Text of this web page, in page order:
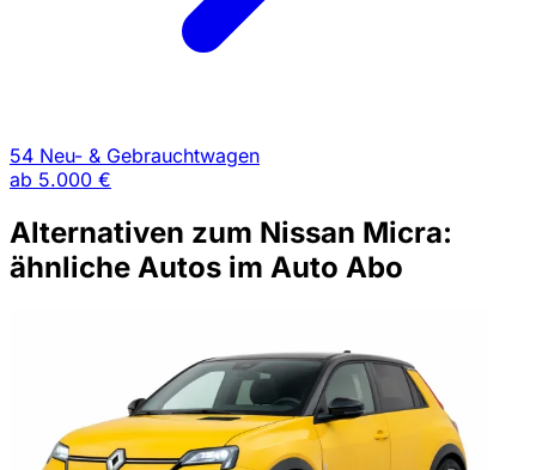
54 Neu- & Gebrauchtwagen
ab 5.000 €
Alternativen zum Nissan Micra:
ähnliche Autos im Auto Abo